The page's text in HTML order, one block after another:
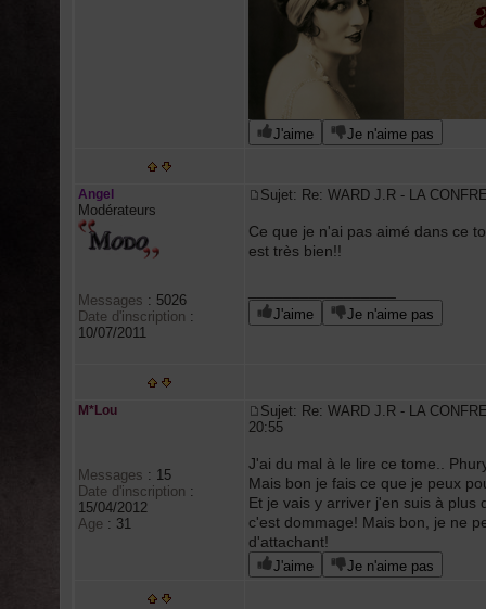
J'aime Je n'aime pas
Angel
Modérateurs
Messages : 5026
Date d'inscription :
10/07/2011
Sujet: Re: WARD J.R - LA
Ce que je n'ai pas aimé dans ce
est très bien!!
J'aime Je n'aime pas
M*Lou
Messages : 15
Date d'inscription :
15/04/2012
Age : 31
Sujet: Re: WARD J.R - LA
20:55
J'ai du mal à le lire ce tome..
Mais bon je fais ce que je peux
Et je vais y arriver j'en suis à plus
c'est dommage! Mais bon, je ne
d'attachant!
J'aime Je n'aime pas